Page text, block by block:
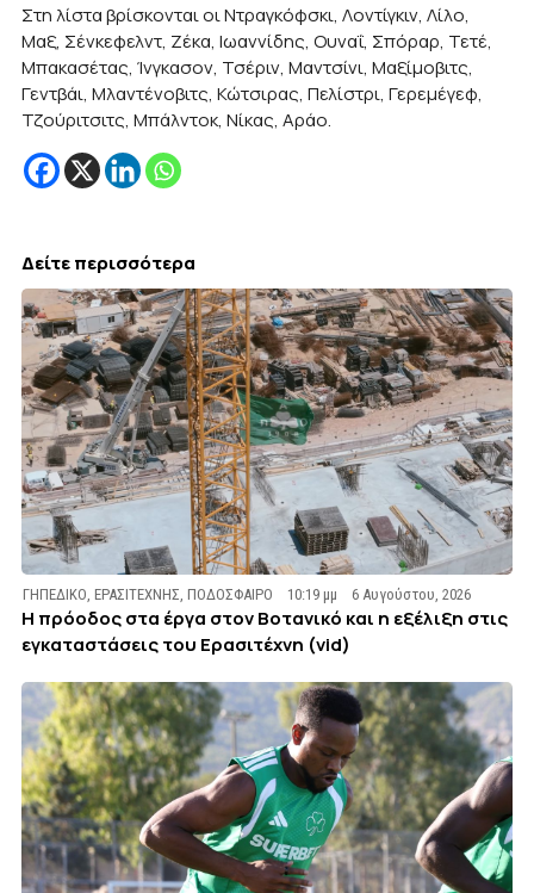
Στη λίστα βρίσκονται οι Ντραγκόφσκι, Λοντίγκιν, Λίλο,
Μαξ, Σένκεφελντ, Ζέκα, Ιωαννίδης, Ουναΐ, Σπόραρ, Τετέ,
Μπακασέτας, Ίνγκασον, Τσέριν, Μαντσίνι, Μαξίμοβιτς,
Γεντβάι, Μλαντένοβιτς, Κώτσιρας, Πελίστρι, Γερεμέγεφ,
Τζούριτσιτς, Μπάλντοκ, Νίκας, Αράο.
Δείτε περισσότερα
ΓΗΠΕΔΙΚΟ,ΕΡΑΣΙΤΕΧΝΗΣ,ΠΟΔΟΣΦΑΙΡΟ 10:19 μμ 6 Αυγούστου, 2026
Η πρόοδος στα έργα στον Βοτανικό και η εξέλιξη στις
εγκαταστάσεις του Ερασιτέχνη (vid)